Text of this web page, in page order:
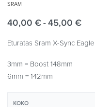
SRAM
40,00 € 45,00 €
Eturatas Sram X-Sync
3mm = Boost 148mm
6mm = 142mm
KOKO